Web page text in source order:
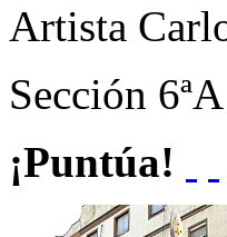
Artista
Sección 6ªA
¡Puntúa!